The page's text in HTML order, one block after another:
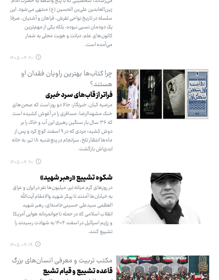
زین‌العابدین علی‌بن الحسین (ع) منتهی می‌شود. این
سلسله در تاریخ نواحی تفرش، فراهان و آشتیان، صرفا
یک دودمان نسبی نبوده، بلکه یکی از مهم‌ترین
کانون‌های علم، دیانت و هویت محلی به شمار
می‌آمده است.
۱۴۰۵.۰۴.۲۰
چرا کتاب‌ها بهترین راویان فقدان او
هستند؟
فراتر از قاب‌های سرد خبری
مرضیه کیان، خبرنگار: حالا دو روز است که صحن‌های
خنک مشهدالرضا، مسافری را در آغوش کشیده است
که ۳۶ سال بار سنگین رهبری این آب و خاک را بر
دوش کشید؛ مردی که در ۹ اسفند کوچ کرد و پس از
ماه‌ها انتظار تلخ، سرانجام در پنج‌شنبه ۱۸ تیر، به خانه
ابدی‌اش بازگشت.
۱۴۰۵.۰۴.۲۰
شکوه تشییع «رهبر شهید»
در روزهای گرم میانه تیر، میلیون‌ها نفر در ایران و عراق
به خیابان‌ها آمدند تا پیکر شهید والامقام آیت‌الله
العظمی سیدعلی حسینی‌خامنه‌ای، رهبر شهید
انقلاب اسلامی که در حمله ناجوانمردانه هوایی آمریکا
و رژیم اسرائیل در اسفند ۱۴۰۴ به شهادت رسیدند را
تشییع کنند.
۱۴۰۵.۰۴.۱۹
مکتب تربیت و معرفی انسان‌های بزرگ
قاعده تشییع و قیام تشیع